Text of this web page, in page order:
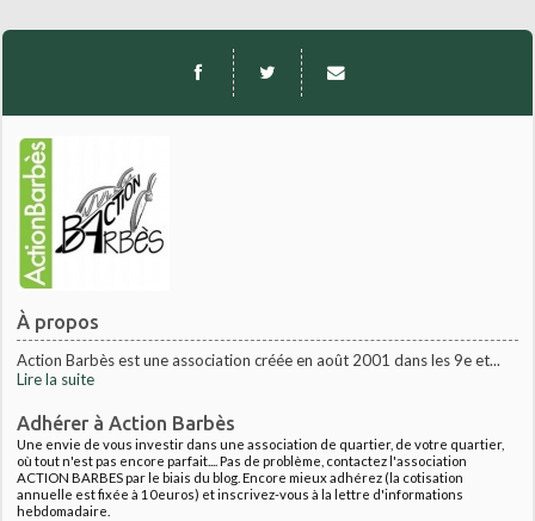
À propos
Action Barbès est une association créée en août 2001 dans les 9e et...
Lire la suite
Adhérer à Action Barbès
Une envie de vous investir dans une association de quartier, de votre quartier,
où tout n'est pas encore parfait.... Pas de problème, contactez l'association
ACTION BARBES par le biais du blog. Encore mieux adhérez (la cotisation
annuelle est fixée à 10euros) et inscrivez-vous à la lettre d'informations
hebdomadaire.